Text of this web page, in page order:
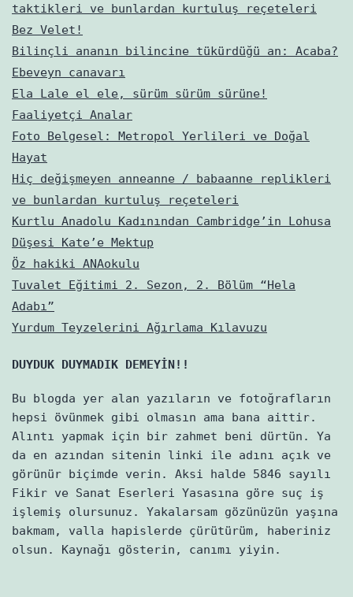
taktikleri ve bunlardan kurtuluş reçeteleri
Bez Velet!
Bilinçli ananın bilincine tükürdüğü an: Acaba?
Ebeveyn canavarı
Ela Lale el ele, sürüm sürüm sürüne!
Faaliyetçi Analar
Foto Belgesel: Metropol Yerlileri ve Doğal
Hayat
Hiç değişmeyen anneanne / babaanne replikleri
ve bunlardan kurtuluş reçeteleri
Kurtlu Anadolu Kadınından Cambridge’in Lohusa
Düşesi Kate’e Mektup
Öz hakiki ANAokulu
Tuvalet Eğitimi 2. Sezon, 2. Bölüm “Hela
Adabı”
Yurdum Teyzelerini Ağırlama Kılavuzu
DUYDUK DUYMADIK DEMEYİN!!
Bu blogda yer alan yazıların ve fotoğrafların
hepsi övünmek gibi olmasın ama bana aittir.
Alıntı yapmak için bir zahmet beni dürtün. Ya
da en azından sitenin linki ile adını açık ve
görünür biçimde verin. Aksi halde 5846 sayılı
Fikir ve Sanat Eserleri Yasasına göre suç iş
işlemiş olursunuz. Yakalarsam gözünüzün yaşına
bakmam, valla hapislerde çürütürüm, haberiniz
olsun. Kaynağı gösterin, canımı yiyin.